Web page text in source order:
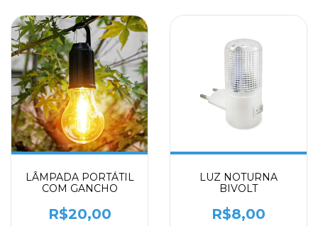
LÂMPADA PORTÁTIL
COM GANCHO
R$20,00
LUZ NOTURNA
BIVOLT
R$8,00